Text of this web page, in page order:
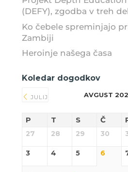
(DEFY), zgodba v treh
Ko čebele spreminjajo
Zambiji
Heroinje našega časa
Koledar dogodkov
JULIJ AVGUST
P T S Č
27 28 29 30
3 4 5 6